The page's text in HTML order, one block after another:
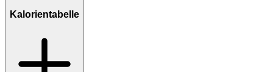
Kalorientabelle